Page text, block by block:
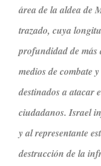
área de la aldea de
trazado, cuya
profundidad de más
medios de combate
destinados a atacar
ciudadanos. Israel
y al representante
destrucción de la